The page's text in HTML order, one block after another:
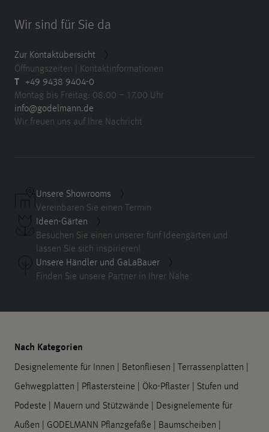
Wir sind für Sie da
Zur Kontaktübersicht
Öffnungszeiten | Kontaktinformationen
T +49 9438 9404-0
Montag bis Freitag: 08.00 – 17.00 Uhr
info@godelmann.de
Wir freuen uns auf Ihre Nachricht
Unsere Showrooms
Vereinbaren Sie einen Termin
Ideen-Gärten
Besuchen Sie einen unserer fünf Ideengärten und
lassen Sie sich inspirieren!
Unsere Händler und GaLaBauer
Finden Sie unsere Partner in Ihrer Nähe
Nach Kategorien
Designelemente für Innen | Betonfliesen | Terrassenplatten |
Gehwegplatten | Pflastersteine | Öko-Pflaster | Stufen und
Podeste | Mauern und Stützwände | Designelemente für
Außen | GODELMANN Pflanzgefäße | Baumscheiben |